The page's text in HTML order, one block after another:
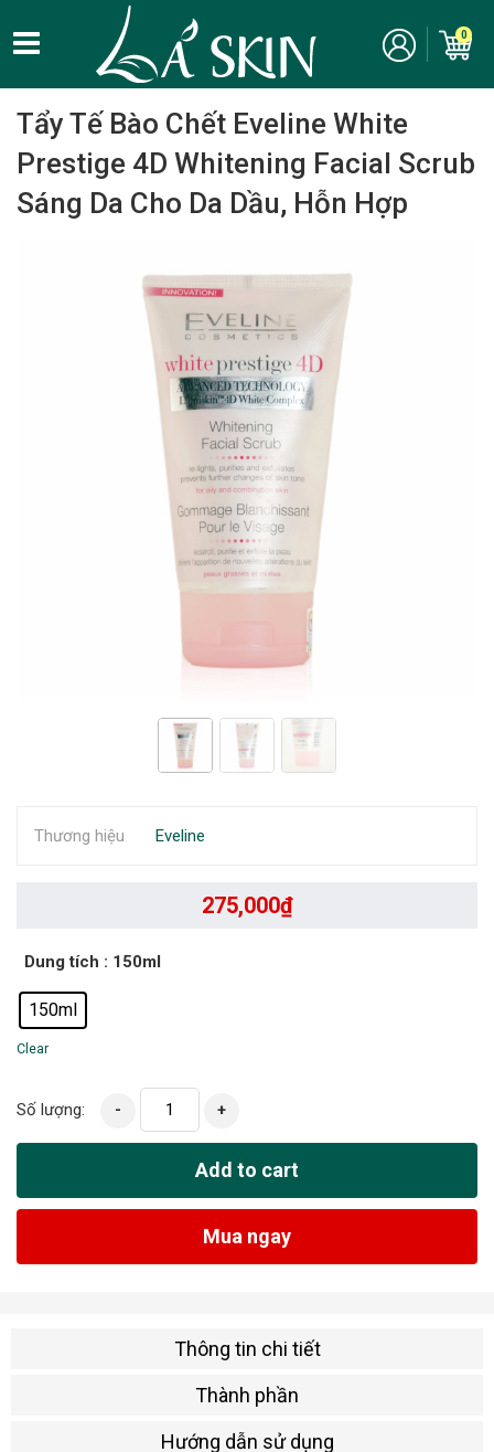
0
Home Chăm Sóc Da Mặt - Skincare/ Tẩy tế bào chết
/ Tẩy tế bào
Tẩy Tế Bào Chết Eveline White
Prestige 4D Whitening Facial Scrub
Sáng Da Cho Da Dầu, Hỗn Hợp
275,000₫
Dung tích : 150ml
150ml
Clear
Số lượng: - +
Add to cart
Mua ngay
Thương hiệu Eveline
Thông tin chi tiết
Thành phần
Hướng dẫn sử dụng